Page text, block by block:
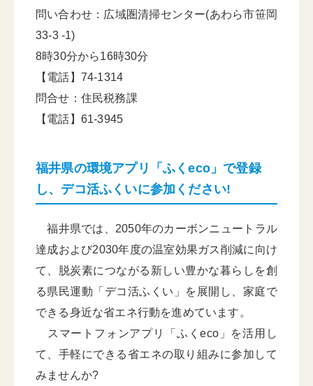
問い合わせ：広域圏清掃センター(あわら市笹岡
33-3 -1)
8時30分から16時30分
【電話】74-1314
問合せ：住民税務課
【電話】61-3945
福井県の環境アプリ「ふくeco」で登録
し、デコ活ふくいに参加ください!
福井県では、2050年のカーボンニュートラル
達成および2030年度の温室効果ガス削減に向け
て、脱炭素につながる新しい豊かな暮らしを創
る県民運動「デコ活ふくい」を展開し、家庭で
できる身近な省エネ行動を進めています。
スマートフォンアプリ「ふくeco」を活用し
て、手軽にできる省エネの取り組みに参加して
みませんか?